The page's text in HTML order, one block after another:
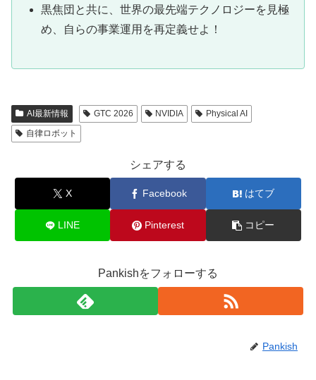
黒焦団と共に、世界の最先端テクノロジーを見極
め、自らの事業運用を再定義せよ！
AI最新情報 GTC 2026 NVIDIA
Physical AI
自律ロボット
シェアする
X Facebook はてブ
LINE Pinterest コピー
Pankishをフォローする
Pankish